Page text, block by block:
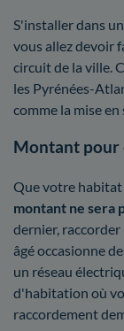
S'installer dans
vous allez devoir
circuit de la ville.
les Pyrénées-
comme la mise
Montant pour
Que votre habitat
montant ne sera
dernier,
âgé occasionne
un réseau
d'habitation où
raccordement